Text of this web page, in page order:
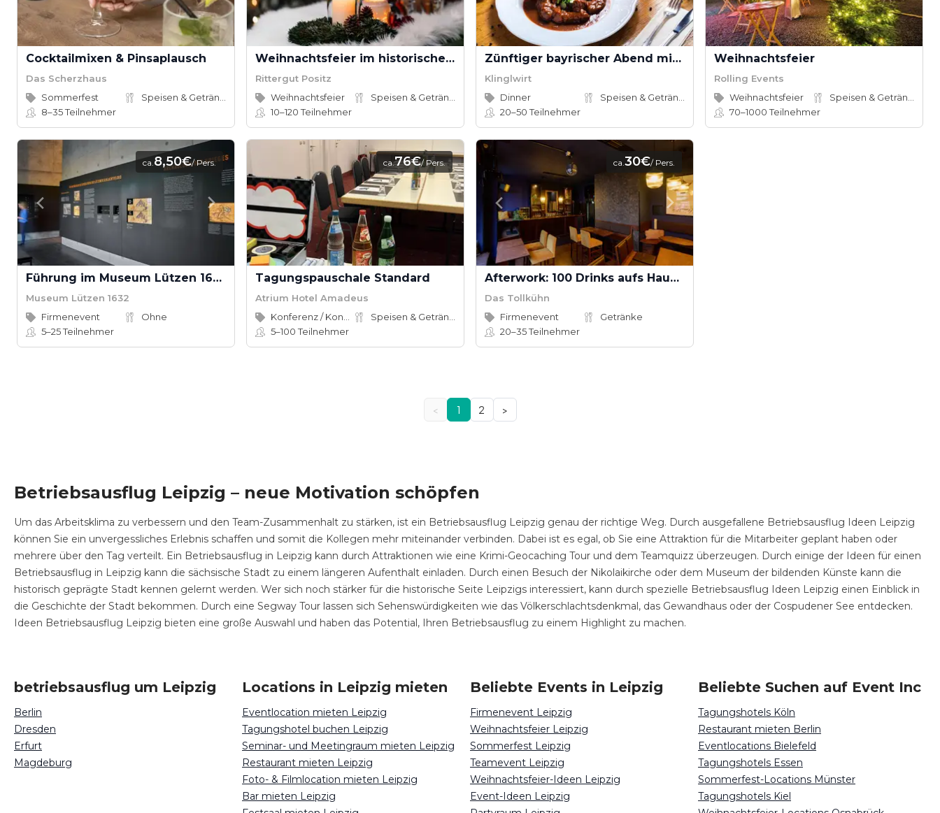
Cocktailmixen & Pinsaplausch
Das Scherzhaus
Sommerfest
8–35Teilnehmer
Weihnachtsfeier im historischen Ambiente
Rittergut Positz
Weihnachtsfeier
10–120Teilnehmer
Zünftiger bayrischer Abend mit Bio-Schmankerl im Family Style
Klinglwirt
Dinner
20–50Teilnehmer
Weihnachtsfeier
Rolling Events
Weihnachtsfeier
70–1000Teilnehmer
ca.8,50€/ Pers.
Führung im Museum Lützen 1632
Museum Lützen 1632
Firmenevent
Ohne
5–25Teilnehmer
ca.76€/ Pers.
Tagungspauschale Standard
Atrium Hotel Amadeus
5–100Teilnehmer
ca.30€/ Pers.
Afterwork: 100 Drinks aufs Haus – Die Firma lädt ein!
Das Tollkühn
Firmenevent
Getränke
20–35Teilnehmer
< 1 2 >
Betriebsausflug Leipzig – neue Motivation schöpfen
Um das Arbeitsklima zu verbessern und den Team-Zusammenhalt zu stärken, ist ein Betriebsausflug Leipzig genau der richtige Weg. Durch ausgefallene Betriebsausflug Ideen Leipzig
können Sie ein unvergessliches Erlebnis schaffen und somit die Kollegen mehr miteinander verbinden. Dabei ist es egal, ob Sie eine Attraktion für die Mitarbeiter geplant haben oder
mehrere über den Tag verteilt. Ein Betriebsausflug in Leipzig kann durch Attraktionen wie eine Krimi-Geocaching Tour und dem Teamquizz überzeugen. Durch einige der Ideen für einen
Betriebsausflug in Leipzig kann die sächsische Stadt zu einem längeren Aufenthalt einladen. Durch einen Besuch der Nikolaikirche oder dem Museum der bildenden Künste kann die
historisch geprägte Stadt kennen gelernt werden. Wer sich noch stärker für die historische Seite Leipzigs interessiert, kann durch spezielle Betriebsausflug Ideen Leipzig einen Einblick in
die Geschichte der Stadt bekommen. Durch eine Segway Tour lassen sich Sehenswürdigkeiten wie das Völkerschlachtsdenkmal, das Gewandhaus oder der Cospudener See entdecken.
Ideen Betriebsausflug Leipzig bieten eine große Auswahl und haben das Potential, Ihren Betriebsausflug zu einem Highlight zu machen.
betriebsausflug um Leipzig
Berlin
Dresden
Erfurt
Magdeburg
Locations in Leipzig mieten
Eventlocation mieten Leipzig
Tagungshotel buchen Leipzig
Seminar- und Meetingraum mieten Leipzig
Restaurant mieten Leipzig
Foto- & Filmlocation mieten Leipzig
Bar mieten Leipzig
Beliebte Events in Leipzig
Firmenevent Leipzig
Weihnachtsfeier Leipzig
Sommerfest Leipzig
Teamevent Leipzig
Weihnachtsfeier-Ideen Leipzig
Event-Ideen Leipzig
Beliebte Suchen auf Event Inc
Tagungshotels Köln
Restaurant mieten Berlin
Eventlocations Bielefeld
Tagungshotels Essen
Sommerfest-Locations Münster
Tagungshotels Kiel